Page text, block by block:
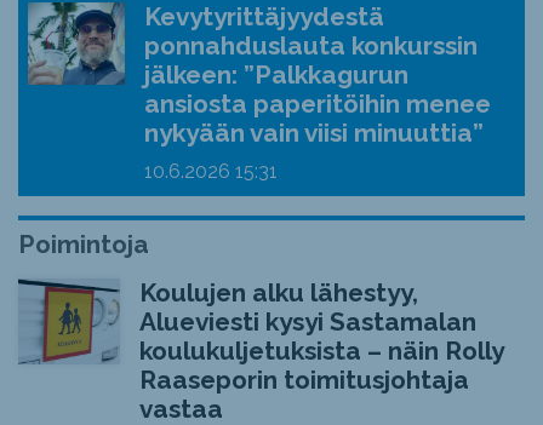
Kevytyrittäjyydestä
ponnahduslauta konkurssin
jälkeen: ”Palkkagurun
ansiosta paperitöihin menee
nykyään vain viisi minuuttia”
10.6.2026 15:31
Poimintoja
Koulujen alku lähestyy,
Alueviesti kysyi Sastamalan
koulukuljetuksista – näin Rolly
Raaseporin toimitusjohtaja
vastaa